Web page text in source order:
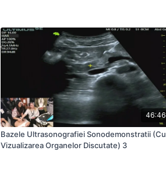
46:46
Bazele Ultrasonografiei Sonodemonstratii (Cu
Vizualizarea Organelor Discutate) 3